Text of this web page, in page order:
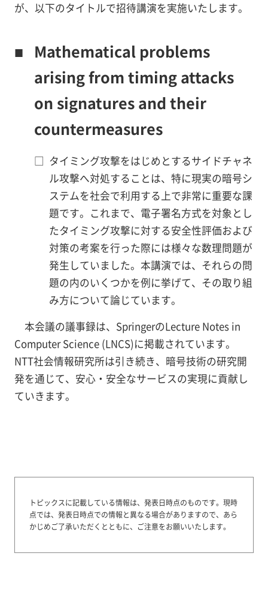
が、以下のタイトルで招待講演を実施いたします。
■ Mathematical problems
arising from timing attacks
on signatures and their
countermeasures
□ タイミング攻撃をはじめとするサイドチャネ
ル攻撃へ対処することは、特に現実の暗号シ
ステムを社会で利用する上で非常に重要な課
題です。これまで、電子署名方式を対象とし
たタイミング攻撃に対する安全性評価および
対策の考案を行った際には様々な数理問題が
発生していました。本講演では、それらの問
題の内のいくつかを例に挙げて、その取り組
み方について論じています。
本会議の議事録は、SpringerのLecture Notes in
Computer Science (LNCS)に掲載されています。
NTT社会情報研究所は引き続き、暗号技術の研究開
発を通じて、安心・安全なサービスの実現に貢献し
ていきます。
トピックスに記載している情報は、発表日時点のものです。 現時
点では、発表日時点での情報と異なる場合がありますので、あら
かじめご了承いただくとともに、ご注意をお願いいたします。